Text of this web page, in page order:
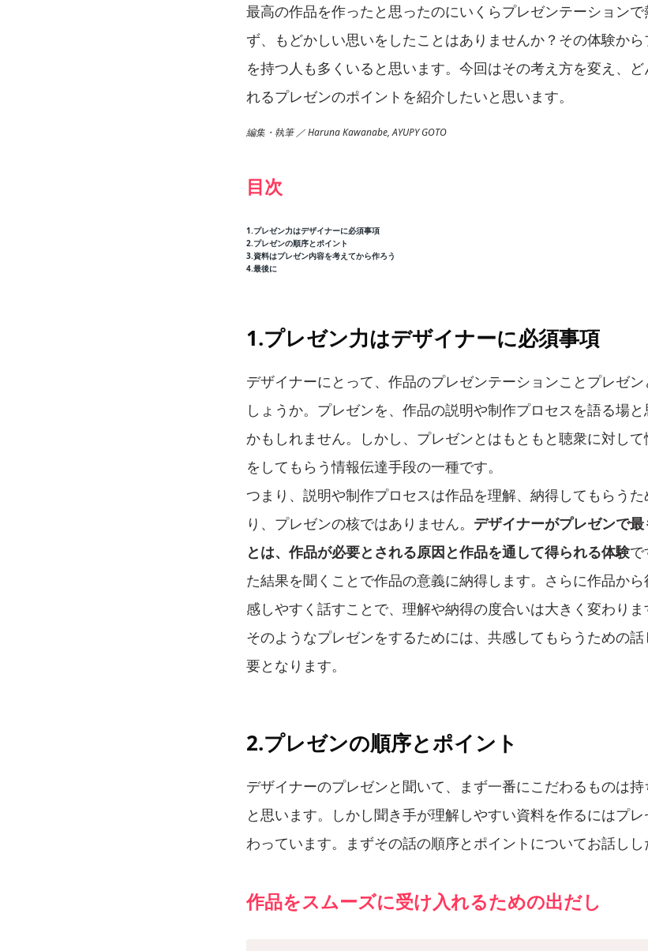
最高の作品を作ったと思ったのにいくらプレゼンテーションで
ず、もどかしい思いをしたことはありませんか？その体験か
を持つ人も多くいると思います。今回はその考え方を変え、
れるプレゼンのポイントを紹介したいと思います。
編集・執筆 ／ Haruna Kawanabe, AYUPY GOTO
目次
1.プレゼン力はデザイナーに必須事項
2.プレゼンの順序とポイント
3.資料はプレゼン内容を考えてから作ろう
4.最後に
1.プレゼン力はデザイナーに必須事項
デザイナーにとって、作品のプレゼンテーションことプレゼ
しょうか。プレゼンを、作品の説明や制作プロセスを語る場
かもしれません。しかし、プレゼンとはもともと聴衆に対し
をしてもらう情報伝達手段の一種です。
つまり、説明や制作プロセスは作品を理解、納得してもらう
り、プレゼンの核ではありません。 デザイナーがプレゼンで
とは、作品が必要とされる原因と作品を通して得られる体験
た結果を聞くことで作品の意義に納得します。さらに作品か
感しやすく話すことで、理解や納得の度合いは大きく変わりま
そのようなプレゼンをするためには、共感してもらうための
要となります。
2.プレゼンの順序とポイント
デザイナーのプレゼンと聞いて、まず一番にこだわるものは
と思います。しかし聞き手が理解しやすい資料を作るにはプ
わっています。まずその話の順序とポイントについてお話しし
作品をスムーズに受け入れるための出だし